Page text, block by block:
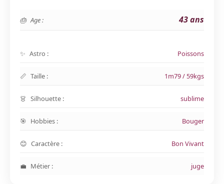
Age : 43 ans
Astro : Poissons
Taille : 1m79 / 59kgs
Silhouette : sublime
Hobbies : Bouger
Caractère : Bon Vivant
Métier : juge